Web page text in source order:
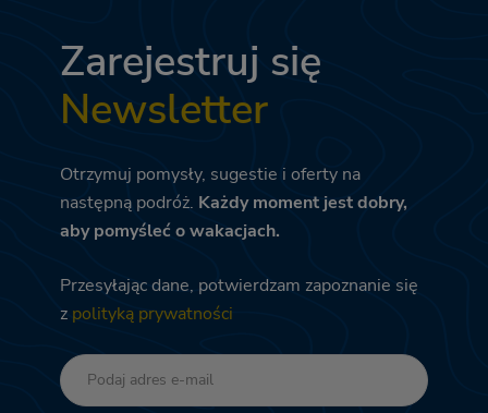
Zarejestruj się
Newsletter
Otrzymuj pomysły, sugestie i oferty na
następną podróż. Każdy moment jest dobry,
aby pomyśleć o wakacjach.
Przesyłając dane, potwierdzam zapoznanie się
z polityką prywatności